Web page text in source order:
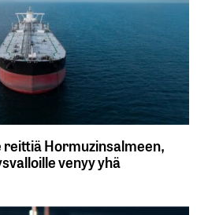
Hormuzinsalmeen,
venyy yhä